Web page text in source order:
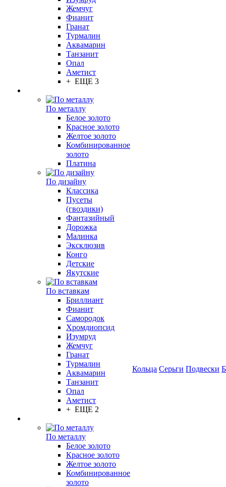
Жемчуг
Фианит
Гранат
Турмалин
Аквамарин
Танзанит
Опал
Аметист
+ ЕЩЕ 3
По металлу
Белое золото
Красное золото
Желтое золото
Комбинированное
золото
Платина
По дизайну
Классика
Пусеты
(гвоздики)
Фантазийный
Дорожка
Малинка
Эксклюзив
Конго
Детские
Якутские
По вставкам
Бриллиант
Фианит
Самородок
Хромдиопсид
Изумруд
Жемчуг
Гранат
Турмалин
Аквамарин
Танзанит
Опал
Аметист
+ ЕЩЕ 2
По металлу
Белое золото
Красное золото
Желтое золото
Комбинированное
золото
Кольца Серьги Подвески